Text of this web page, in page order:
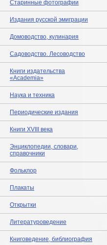
Старинные фотографии
Издания русской эмиграции
Домоводство, кулинария
Садоводство. Лесоводство
Книги издательства
«Academia»
Наука и техника
Периодические издания
Книги XVIII века
Энциклопедии, словари,
справочники
Фольклор
Плакаты
Открытки
Литературоведение
Книговедение, библиография